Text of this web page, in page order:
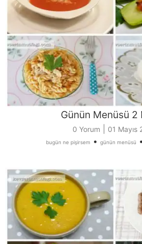
Günün Menüsü 2
0 Yorum 01 Mayıs
bugün ne pişirsem • günün menüsü •